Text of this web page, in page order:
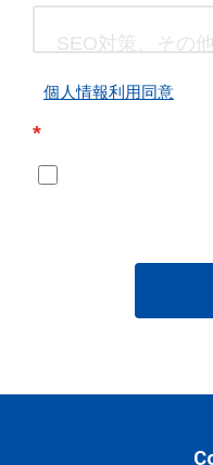
個人情報利用同意
*